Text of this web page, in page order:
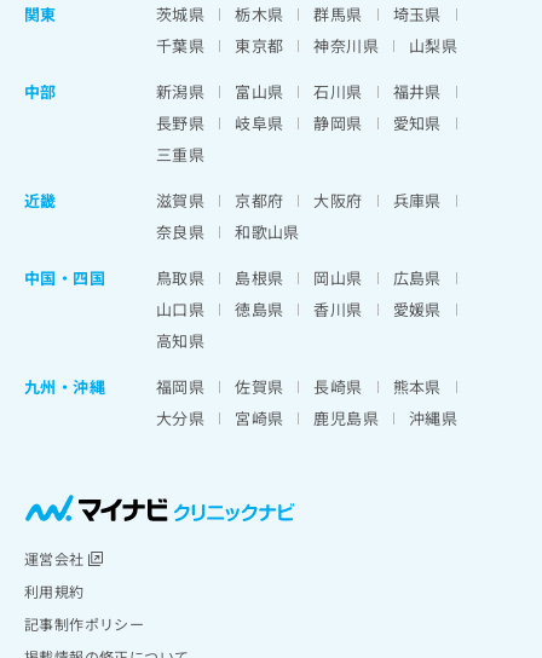
関東
茨城県 栃木県 群馬県
埼玉県
千葉県
東京都 神奈川県
山梨県
中部
新潟県 富山県 石川県
福井県
長野県
岐阜県 静岡県
愛知県
三重県
近畿
滋賀県 京都府 大阪府
兵庫県
奈良県
和歌山県
中国・四国
鳥取県 島根県 岡山県
広島県
山口県
徳島県 香川県
愛媛県
高知県
九州・沖縄
福岡県 佐賀県 長崎県
熊本県
大分県
宮崎県 鹿児島県 沖縄県
運営会社
利用規約
記事制作ポリシー